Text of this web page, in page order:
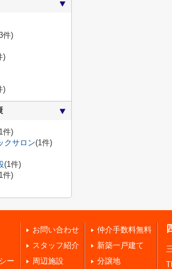
件)
)
)
件)
クサロン(1件)
(1件)
件)
ー
お問い合わせ
スタッフ紹介
周辺施設
仲介手数料無料
新築一戸建て
分譲地